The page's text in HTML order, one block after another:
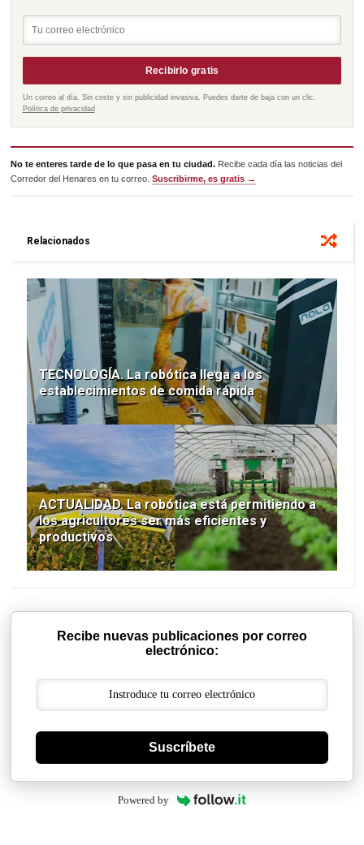
Recibirlo gratis
Un correo al día. Sin coste y sin publicidad invasiva. Puedes darte de baja con un clic.
Política de privacidad
No te enteres tarde de lo que pasa en tu ciudad. Recibe cada día las noticias del
Corredor del Henares en tu correo.Suscribirme, es gratis →
Relacionados
TECNOLOGÍA. La robótica llega a los
establecimientos de comida rápida
ACTUALIDAD. La robótica está permitiendo a
los agricultores ser más eficientes y
productivos
Recibe nuevas publicaciones por correo
electrónico:
Suscríbete
Powered by